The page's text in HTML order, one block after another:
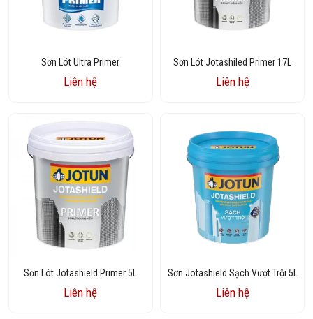
Sơn Lót Ultra Primer
Liên hệ
Sơn Lót Jotashiled Primer 17L
Liên hệ
Sơn Lót Jotashield Primer 5L
Liên hệ
Sơn Jotashield Sạch Vượt Trội 5L
Liên hệ